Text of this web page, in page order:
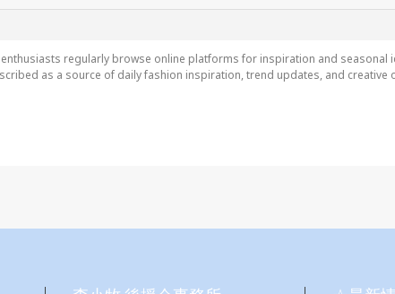
regularly browse online platforms for inspiration and seasonal
as a source of daily fashion inspiration, trend updates, and